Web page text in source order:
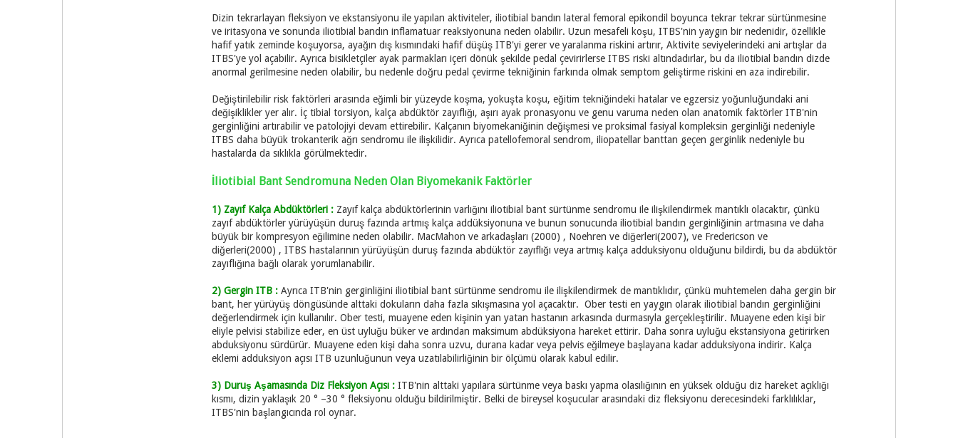
Dizin tekrarlayan fleksiyon ve ekstansiyonu ile yapılan aktiviteler, iliotibial bandın lateral femoral epikondil boyunca tekrar tekrar sürtünmesine
ve iritasyona ve sonunda iliotibial bandın inflamatuar reaksiyonuna neden olabilir. Uzun mesafeli koşu, ITBS'nin yaygın bir nedenidir, özellikle
hafif yatık zeminde koşuyorsa, ayağın dış kısmındaki hafif düşüş ITB'yi gerer ve yaralanma riskini artırır, Aktivite seviyelerindeki ani artışlar da
ITBS'ye yol açabilir. Ayrıca bisikletçiler ayak parmakları içeri dönük şekilde pedal çevirirlerse ITBS riski altındadırlar, bu da iliotibial bandın dizde
anormal gerilmesine neden olabilir, bu nedenle doğru pedal çevirme tekniğinin farkında olmak semptom geliştirme riskini en aza indirebilir.
Değiştirilebilir risk faktörleri arasında eğimli bir yüzeyde koşma, yokuşta koşu, eğitim tekniğindeki hatalar ve egzersiz yoğunluğundaki ani
değişiklikler yer alır. İç tibial torsiyon, kalça abdüktör zayıflığı, aşırı ayak pronasyonu ve genu varuma neden olan anatomik faktörler ITB'nin
gerginliğini artırabilir ve patolojiyi devam ettirebilir. Kalçanın biyomekaniğinin değişmesi ve proksimal fasiyal kompleksin gerginliği nedeniyle
ITBS daha büyük trokanterik ağrı sendromu ile ilişkilidir. Ayrıca patellofemoral sendrom, iliopatellar banttan geçen gerginlik nedeniyle bu
hastalarda da sıklıkla görülmektedir.
İliotibial Bant Sendromuna Neden Olan Biyomekanik Faktörler
1) Zayıf Kalça Abdüktörleri :Zayıf kalça abdüktörlerinin varlığını iliotibial bant sürtünme sendromu ile ilişkilendirmek mantıklı olacaktır, çünkü
zayıf abdüktörler yürüyüşün duruş fazında artmış kalça addüksiyonuna ve bunun sonucunda iliotibial bandın gerginliğinin artmasına ve daha
büyük bir kompresyon eğilimine neden olabilir. MacMahon ve arkadaşları (2000) , Noehren ve diğerleri(2007), ve Fredericson ve
diğerleri(2000) , ITBS hastalarının yürüyüşün duruş fazında abdüktör zayıflığı veya artmış kalça adduksiyonu olduğunu bildirdi, bu da abdüktör
zayıflığına bağlı olarak yorumlanabilir.
2) Gergin ITB :Ayrıca ITB'nin gerginliğini iliotibial bant sürtünme sendromu ile ilişkilendirmek de mantıklıdır, çünkü muhtemelen daha gergin bir
bant, her yürüyüş döngüsünde alttaki dokuların daha fazla sıkışmasına yol açacaktır. Ober testi en yaygın olarak iliotibial bandın gerginliğini
değerlendirmek için kullanılır. Ober testi, muayene eden kişinin yan yatan hastanın arkasında durmasıyla gerçekleştirilir. Muayene eden kişi bir
eliyle pelvisi stabilize eder, en üst uyluğu büker ve ardından maksimum abdüksiyona hareket ettirir. Daha sonra uyluğu ekstansiyona getirirken
abduksiyonu sürdürür. Muayene eden kişi daha sonra uzvu, durana kadar veya pelvis eğilmeye başlayana kadar adduksiyona indirir. Kalça
eklemi adduksiyon açısı ITB uzunluğunun veya uzatılabilirliğinin bir ölçümü olarak kabul edilir.
3) Duruş Aşamasında Diz Fleksiyon Açısı :ITB'nin alttaki yapılara sürtünme veya baskı yapma olasılığının en yüksek olduğu diz hareket açıklığı
kısmı, dizin yaklaşık 20 ° –30 ° fleksiyonu olduğu bildirilmiştir. Belki de bireysel koşucular arasındaki diz fleksiyonu derecesindeki farklılıklar,
ITBS'nin başlangıcında rol oynar.